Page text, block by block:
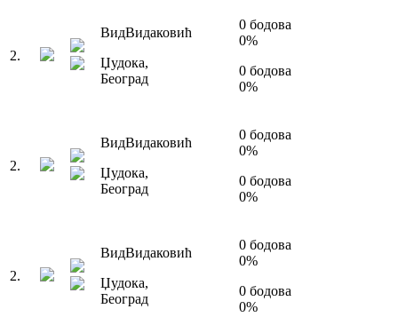
2.
ВидВидаковић
Џудока,
Београд
0 бодова
0%
0 бодова
0%
2.
ВидВидаковић
Џудока,
Београд
0 бодова
0%
0 бодова
0%
2.
ВидВидаковић
Џудока,
Београд
0 бодова
0%
0 бодова
0%